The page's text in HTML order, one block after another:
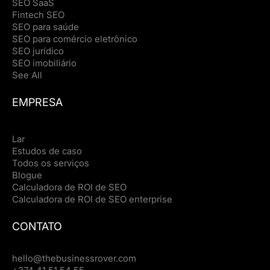
SEO SaaS
Fintech SEO
SEO para saúde
SEO para comércio eletrônico
SEO jurídico
SEO imobiliário
See All
EMPRESA
Lar
Estudos de caso
Todos os serviços
Blogue
Calculadora de ROI de SEO
Calculadora de ROI de SEO enterprise
CONTATO
hello@thebusinessrover.com